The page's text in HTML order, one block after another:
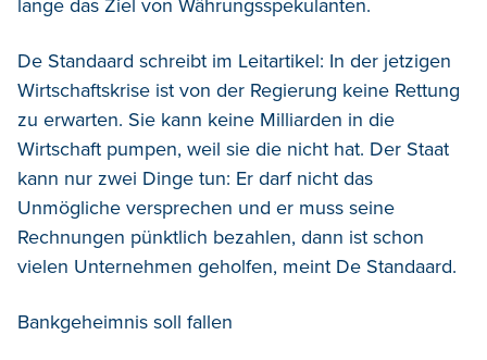
lange das Ziel von Währungsspekulanten.
De Standaard schreibt im Leitartikel: In der jetzigen
Wirtschaftskrise ist von der Regierung keine Rettung
zu erwarten. Sie kann keine Milliarden in die
Wirtschaft pumpen, weil sie die nicht hat. Der Staat
kann nur zwei Dinge tun: Er darf nicht das
Unmögliche versprechen und er muss seine
Rechnungen pünktlich bezahlen, dann ist schon
vielen Unternehmen geholfen, meint De Standaard.
Bankgeheimnis soll fallen